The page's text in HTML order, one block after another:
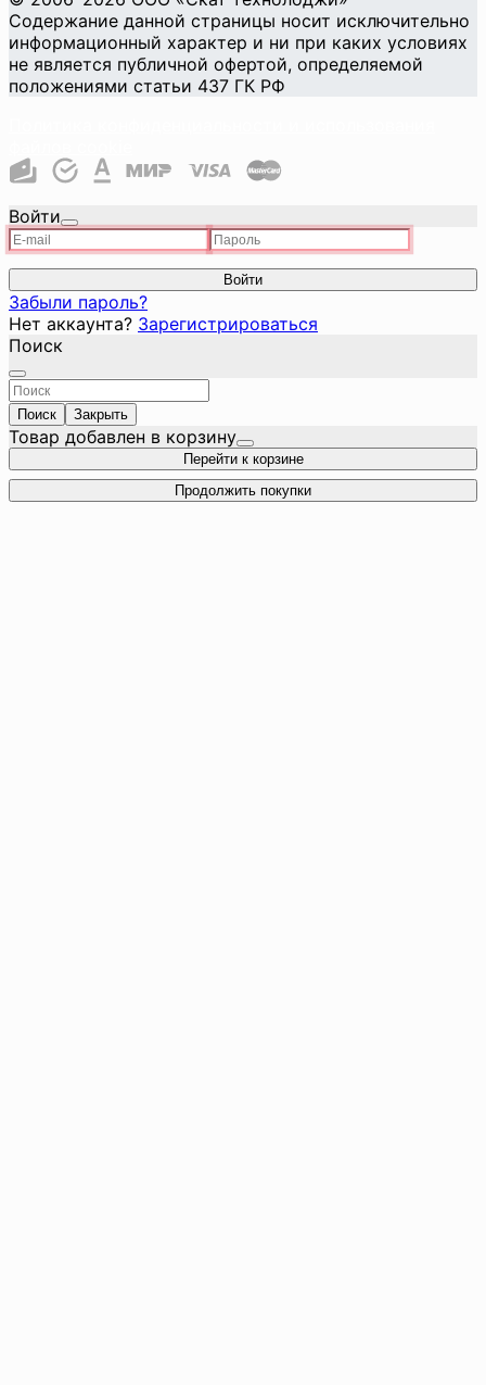
Содержание данной страницы носит исключительно
информационный характер и ни при каких условиях
не является публичной офертой, определяемой
положениями статьи 437 ГК РФ
Войти
Войти
Забыли пароль?
Нет аккаунта? Зарегистрироваться
Поиск
Поиск Закрыть
Товар добавлен в корзину
Перейти к корзине
Продолжить покупки